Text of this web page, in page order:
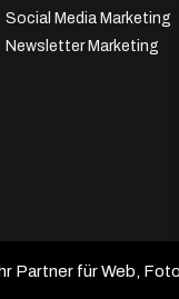
Social Media Marketing
Newsletter Marketing
Partner für Web, Foto